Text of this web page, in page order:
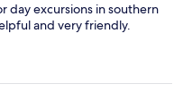
day excursions in southern
and very friendly.